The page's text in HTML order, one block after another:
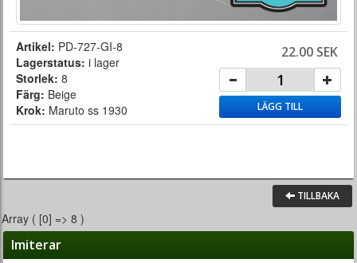
Artikel: PD-727-GI-8
Lagerstatus: i lager
Storlek: 8
Färg: Beige
Krok: Maruto ss 1930
22.00 SEK
LÄGG TILL
TILLBAKA
Array ( [0] => 8 )
Imiterar